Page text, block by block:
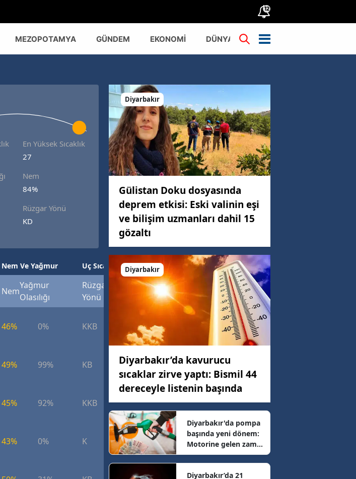
12
MEZOPOTAMYA GÜNDEM EKONOMİ DÜNYA TÜRKİYE
En Yüksek Sıcaklık
27
Nem
84%
Rüzgar Yönü
KD
Nem Ve Yağmur Uç Sıcaklık (°C)
Nem
Yağmur
Olasılığı
Rüzgar
Yönü
Rüzgar
46% 0% KKB 6.9 km/h
49% 99% KB 9.44 km/h
45% 92% KKB 5.92 km/h
43% 0% K 4.75 km/h
Diyarbakır
Gülistan Doku dosyasında
deprem etkisi: Eski valinin eşi
ve bilişim uzmanları dahil 15
gözaltı
Diyarbakır
Diyarbakır’da kavurucu
sıcaklar zirve yaptı: Bismil 44
dereceyle listenin başında
Diyarbakır'da pompa
başında yeni dönem:
Motorine gelen zam
sonrası güncel fiyatlar
belli oldu
Diyarbakır’da 21